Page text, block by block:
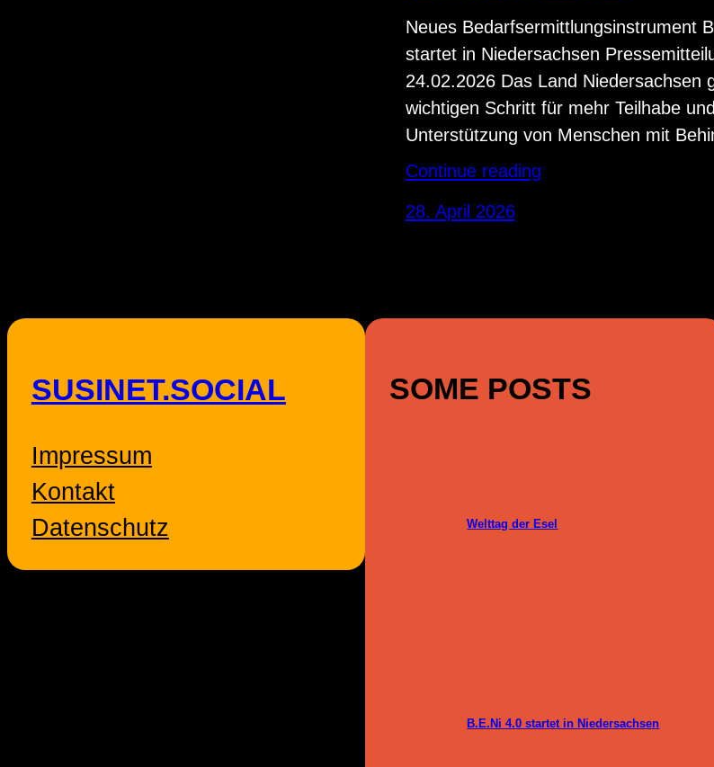
Neues Bedarfsermittlungsinstrument
startet in Niedersachsen
24.02.2026 Das Land Niedersachsen
wichtigen Schritt für mehr Teilhabe und
Unterstützung von Menschen mit
Continue reading
28. April 2026
SUSINET.SOCIAL
Impressum
Kontakt
Datenschutz
SOME POSTS
Welttag der Esel
B.E.Ni 4.0 startet in Niedersachsen